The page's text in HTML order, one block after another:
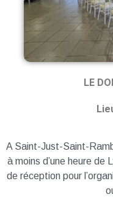
LE
A Saint-Just-Saint-
à moins d’une heure de
de réception pour